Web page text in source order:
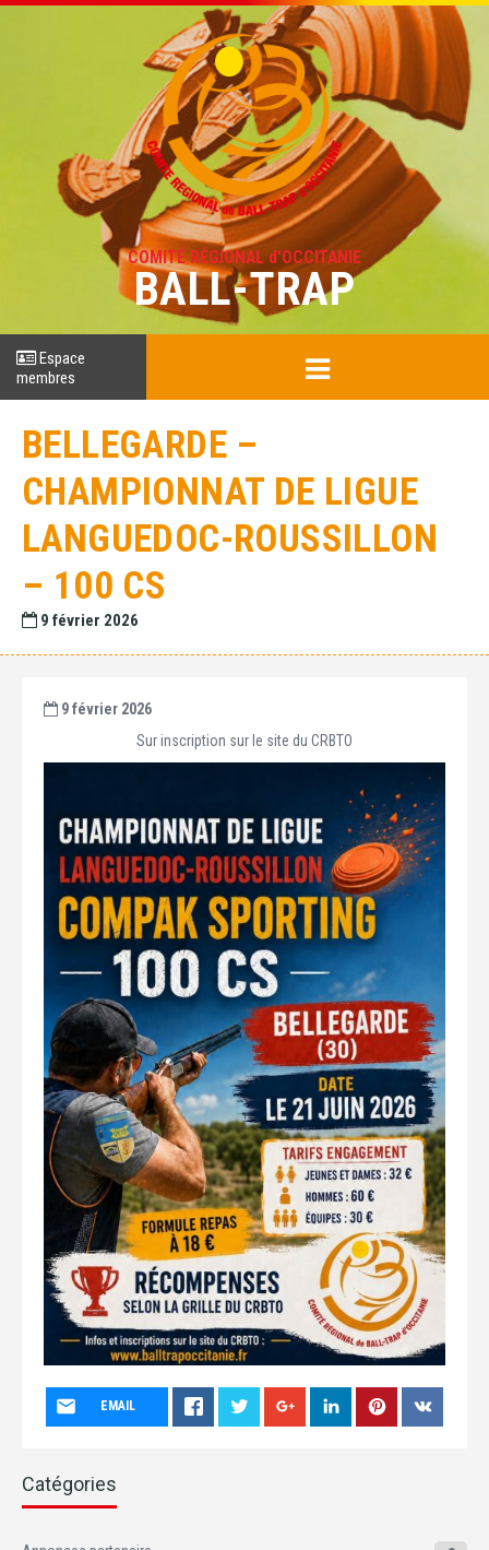
COMITÉ RÉGIONAL d'OCCITANIE
BALL-TRAP
Espace
membres
BELLEGARDE –
CHAMPIONNAT DE LIGUE
LANGUEDOC-ROUSSILLON
– 100 CS
9 février 2026
9 février 2026
Sur inscription sur le site du CRBTO
EMAIL
Catégories